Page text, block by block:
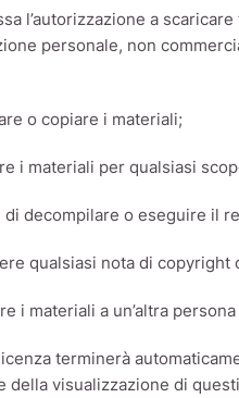
l’autorizzazione a
personale, non
o copiare i materiali;
i materiali per qualsiasi
di decompilare o eseguire il
qualsiasi nota di
i materiali a un’altra
terminerà
della visualizzazione di